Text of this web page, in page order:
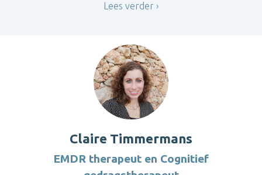
Lees verder
Claire Timmermans
EMDR therapeut en Cognitief